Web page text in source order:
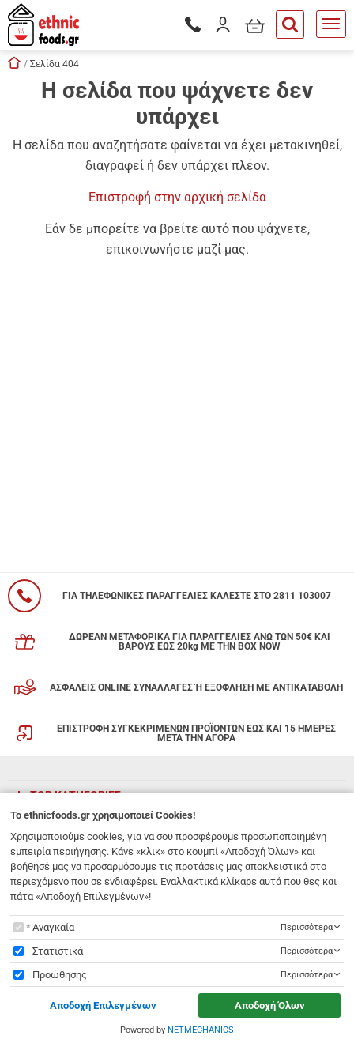
button.search
Τηλεφωνικές παραγγελίες -
Είσοδος / Εγγραφή
Το καλάθι μου
Skip navigation
Αρχική
Σελίδα 404
Η σελίδα που ψάχνετε δεν
υπάρχει
Η σελίδα που αναζητήσατε φαίνεται να έχει μετακινηθεί,
διαγραφεί ή δεν υπάρχει πλέον.
Επιστροφή στην αρχική σελίδα
Εάν δε μπορείτε να βρείτε αυτό που ψάχνετε,
επικοινωνήστε μαζί μας.
ΓΙΑ ΤΗΛΕΦΩΝΙΚΕΣ ΠΑΡΑΓΓΕΛΙΕΣ ΚΑΛΕΣΤΕ ΣΤΟ 2811 103007
ΔΩΡΕΑΝ ΜΕΤΑΦΟΡΙΚΑ ΓΙΑ ΠΑΡΑΓΓΕΛΙΕΣ ΑΝΩ ΤΩΝ 50€ ΚΑΙ
ΒΑΡΟΥΣ ΕΩΣ 20kg ΜΕ ΤΗΝ BOX NOW
ΑΣΦΑΛΕΙΣ ONLINE ΣΥΝΑΛΛΑΓΕΣ Ή ΕΞΟΦΛΗΣΗ ΜΕ ΑΝΤΙΚΑΤΑΒΟΛΗ
ΕΠΙΣΤΡΟΦΗ ΣΥΓΚΕΚΡΙΜΕΝΩΝ ΠΡΟΪΟΝΤΩΝ ΕΩΣ ΚΑΙ 15 ΗΜΕΡΕΣ
ΜΕΤΑ ΤΗΝ ΑΓΟΡΑ
Λ. 62 Μαρτύρων 231,Ηράκλειο Κρήτης Νότιο Αιγαίο,Τ.Κ. 71303
info@ethnicfoods.gr
Ωράριο φυσικού καταστήματος: Δευτέρα, Τρίτη, Τετάρτη & Σάββατο 09:30 - 18:00, Πέμπτη,
TOP ΚΑΤΗΓΟΡΙΕΣ
ETHNICFOODS
NEWSLETTER
Εγγραφείτε στη λίστα των ενημερωτικών emails για να λαμβάνετε πρώτοι
τις προσφορές μας.
Email
ΕΓΓΡΑΦΗ
Έχω διαβάσει κι αποδέχομαι τους
χρησιμοποιεί Cookies!
To ethnicfoods.gr χρησιμοποιεί Cookies!
Χρησιμοποιούμε cookies, για να σου προσφέρουμε προσωποποιημένη
εμπειρία περιήγησης. Κάνε «κλικ» στο κουμπί «Αποδοχή Όλων» και
βοήθησέ μας να προσαρμόσουμε τις προτάσεις μας αποκλειστικά στο
περιεχόμενο που σε ενδιαφέρει. Εναλλακτικά κλίκαρε αυτά που θες και
πάτα «Αποδοχή Επιλεγμένων»!
Toethnicfoods.gr χρησιμοποιεί Cookies!
Αναγκαία Περισσότερα
Στατιστικά Περισσότερα
Προώθησης Περισσότερα
Αποδοχή Επιλεγμένων Αποδοχή Όλων
Powered by NETMECHANICS